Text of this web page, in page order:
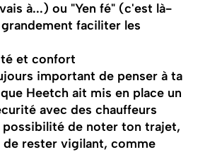
à...) ou "Yen fé" (c'est là-
faciliter les
et confort
important de penser à ta
Heetch ait mis en place un
avec des chauffeurs
possibilité de noter ton trajet,
de rester vigilant, comme